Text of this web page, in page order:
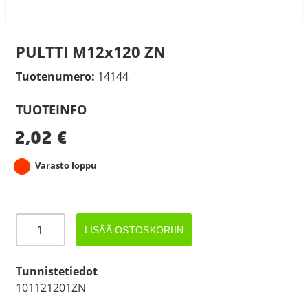
PULTTI M12x120 ZN
Tuotenumero: 14144
TUOTEINFO
2,02 €
Varasto loppu
M12x120
määrä
LISÄÄ OSTOSKORIIN
Tunnistetiedot
101121201ZN